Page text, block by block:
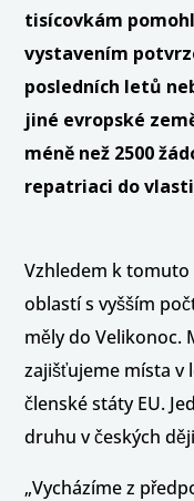
tisícovkám
vystavením
posledních letů
jiné evropské
méně než 2500
repatriaci do
Vzhledem k
oblastí s vyšším
měly do Velikonoc.
zajišťujeme místa v
členské státy EU.
druhu v českých
„Vycházíme z